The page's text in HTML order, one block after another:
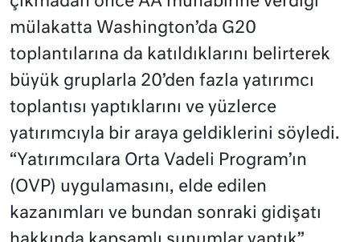
mülakatta Washington’da G20
toplantılarına da katıldıklarını belirterek
büyük gruplarla 20’den fazla yatırımcı
toplantısı yaptıklarını ve yüzlerce
yatırımcıyla bir araya geldiklerini söyledi.
“Yatırımcılara Orta Vadeli Program’ın
(OVP) uygulamasını, elde edilen
kazanımları ve bundan sonraki gidişatı